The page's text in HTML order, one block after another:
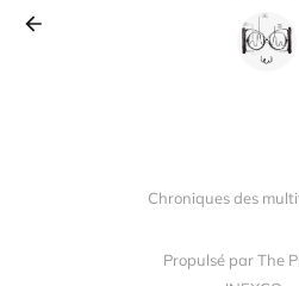
Chroniques des
Propulsé par The